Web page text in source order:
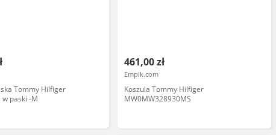
Tommy Hilfiger
w paski -M
461,00 zł
Empik.com
Koszula Tommy Hilfiger
MW0MW328930MS